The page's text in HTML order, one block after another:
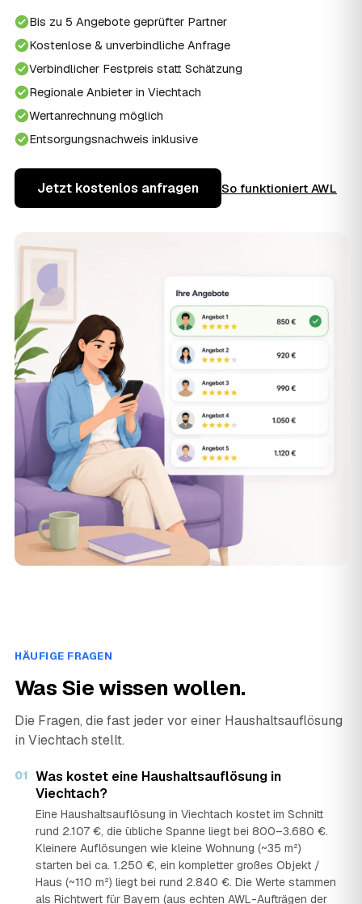
Bis zu 5 Angebote geprüfter Partner
Kostenlose & unverbindliche Anfrage
Verbindlicher Festpreis statt Schätzung
Regionale Anbieter in Viechtach
Wertanrechnung möglich
Entsorgungsnachweis inklusive
Jetzt kostenlos anfragen So funktioniert AWL
HÄUFIGE FRAGEN
Was Sie wissen wollen.
Die Fragen, die fast jeder vor einer Haushaltsauflösung
in Viechtach stellt.
01 Was kostet eine Haushaltsauflösung in
Viechtach?
Eine Haushaltsauflösung in Viechtach kostet im Schnitt
rund 2.107 €, die übliche Spanne liegt bei 800–3.680 €.
Kleinere Auflösungen wie kleine Wohnung (~35 m²)
starten bei ca. 1.250 €, ein kompletter großes Objekt /
Haus (~110 m²) liegt bei rund 2.840 €. Die Werte stammen
als Richtwert für Bayern (aus echten AWL-Aufträgen der